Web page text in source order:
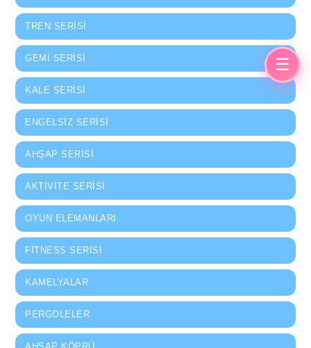
☰
TREN SERISI
GEMI SERISI
KALE SERISI
ENGELSIZ SERISI
AHŞAP SERISI
AKTIVITE SERISI
OYUN ELEMANLARI
FITNESS SERISI
KAMELYALAR
PERGOLELER